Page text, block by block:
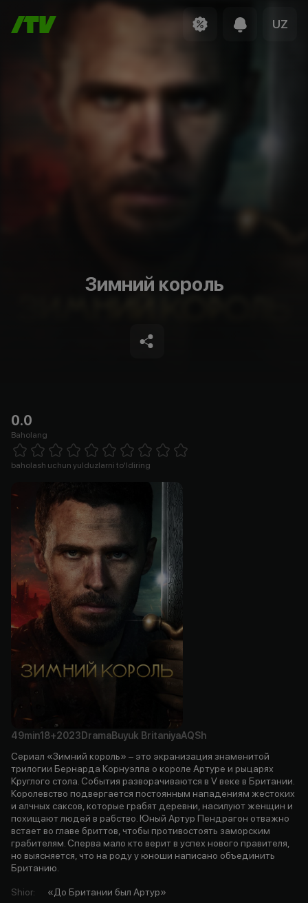
UZ
Зимний король
0.0
Baholang
1 Star 2 Stars 3 Stars 4 Stars5 Stars 6 Stars7 Stars8 Stars
baholash uchun yulduzlarni to'ldiring
49min18+2023 DramaBuyuk BritaniyaAQSh
Сериал «Зимний король» – это экранизация знаменитой
трилогии Бернарда Корнуэлла о короле Артуре и рыцарях
Круглого стола. События разворачиваются в V веке в Британии.
Королевство подвергается постоянным нападениям жестоких
и алчных саксов, которые грабят деревни, насилуют женщин и
похищают людей в рабство. Юный Артур Пендрагон отважно
встает во главе бриттов, чтобы противостоять заморским
грабителям. Сперва мало кто верит в успех нового правителя,
но выясняется, что на роду у юноши написано объединить
Британию.
Shior:
«До Британии был Артур»